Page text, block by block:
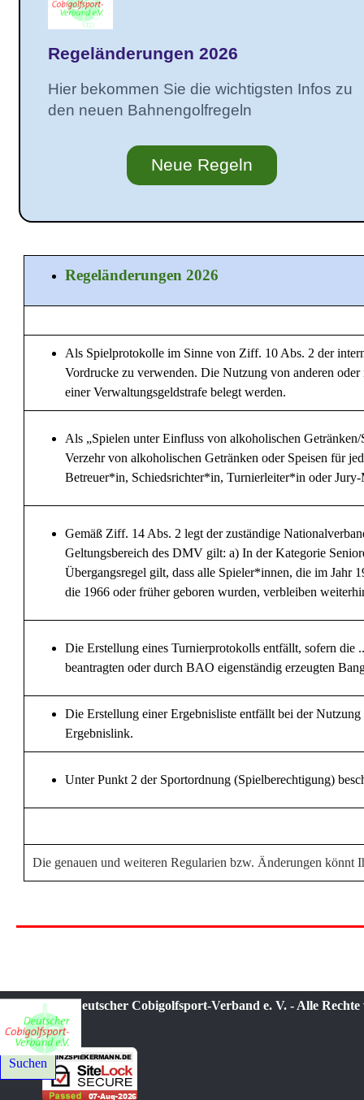
Regeländerungen 2026
Hier bekommen Sie die wichtigsten Infos zu
den neuen Bahnengolfregeln
Neue Regeln
Regeländerungen 2026
Als Spielprotokolle im Sinne von Ziff. 10 Abs. 2 der
Vordrucke zu verwenden. Die Nutzung von anderen
einer Verwaltungsgeldstrafe belegt werden.
Als „Spielen unter Einfluss von alkoholischen
Verzehr von alkoholischen Getränken oder Speisen für
Betreuer*in, Schiedsrichter*in, Turnierleiter*in oder
Gemäß Ziff. 14 Abs. 2 legt der zuständige
Geltungsbereich des DMV gilt: a) In der Kategorie
Übergangsregel gilt, dass alle Spieler*innen, die im
die 1966 oder früher geboren wurden, verbleiben
Die Erstellung eines Turnierprotokolls entfällt, sofern
beantragten oder durch BAO eigenständig erzeugten
Die Erstellung einer Ergebnisliste entfällt bei der
Ergebnislink.
Unter Punkt 2 der Sportordnung (Spielberechtigung)
Die genauen und weiteren Regularien bzw. Änderungen könnt
© 2021-2026 Deutscher Cobigolfsport-Verband e. V. - Alle
Suchen